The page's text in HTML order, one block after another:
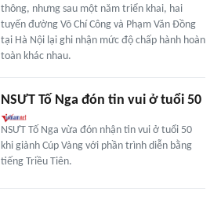
thông, nhưng sau một năm triển khai, hai
tuyến đường Võ Chí Công và Phạm Văn Đồng
tại Hà Nội lại ghi nhận mức độ chấp hành hoàn
toàn khác nhau.
NSƯT Tố Nga đón tin vui ở tuổi 50
NSƯT Tố Nga vừa đón nhận tin vui ở tuổi 50
khi giành Cúp Vàng với phần trình diễn bằng
tiếng Triều Tiên.